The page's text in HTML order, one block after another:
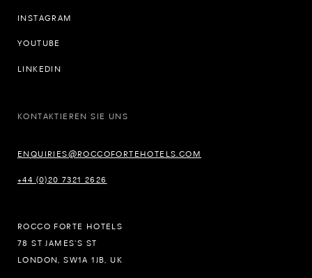
INSTAGRAM
YOUTUBE
LINKEDIN
KONTAKTIEREN SIE UNS
ENQUIRIES@ROCCOFORTEHOTELS.COM
+44 (0)20 7321 2626
ROCCO FORTE HOTELS
78 ST JAMES’S ST
LONDON, SW1A 1JB, UK